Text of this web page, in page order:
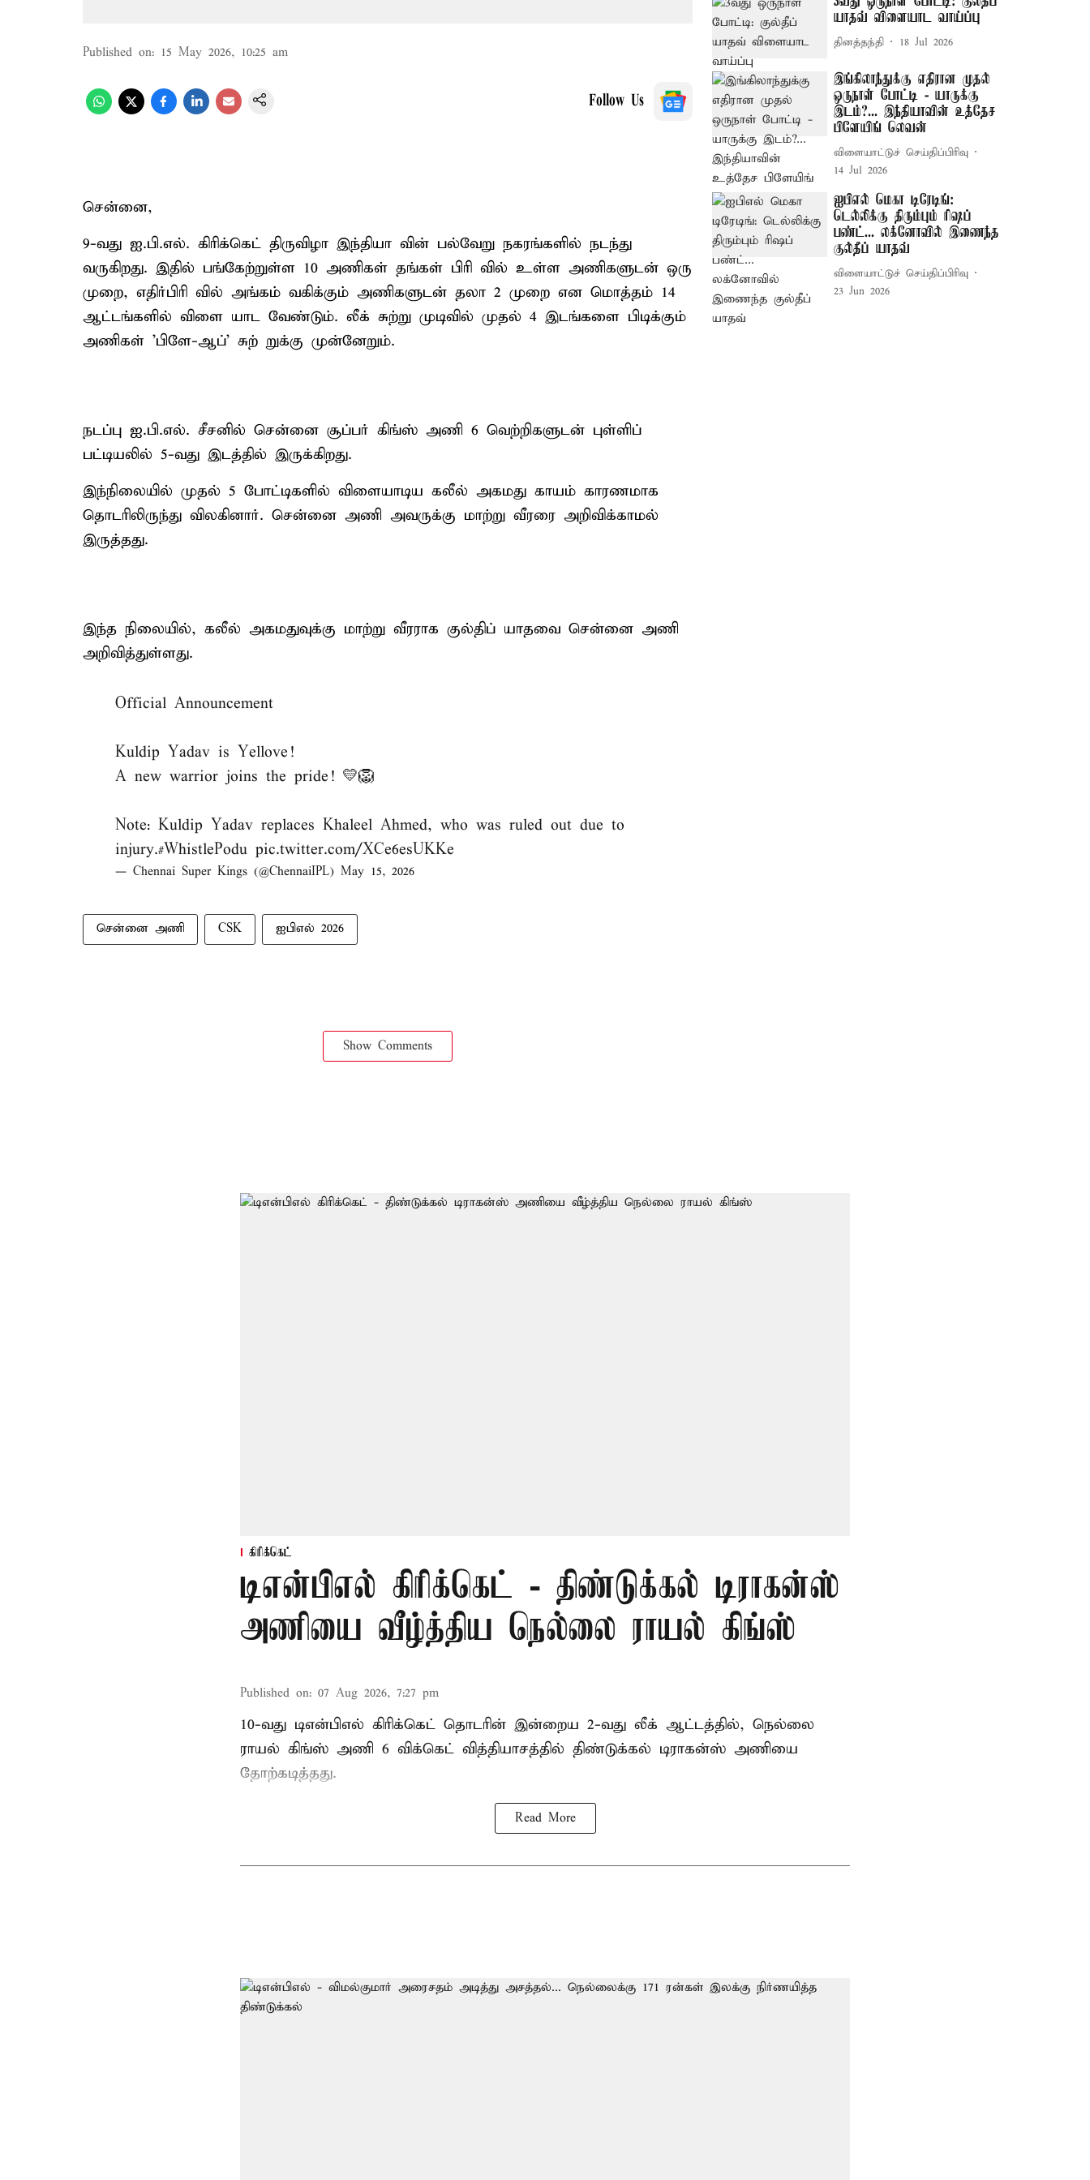
Published on: 15 May 2026, 10:25 am
Follow Us
சென்னை,
9-வது ஐ.பி.எல். கிரிக்கெட் திருவிழா இந்தியா வின் பல்வேறு நகரங்களில் நடந்து
வருகிறது. இதில் பங்கேற்றுள்ள 10 அணிகள் தங்கள் பிரி வில் உள்ள அணிகளுடன் ஒரு
முறை, எதிர்பிரி வில் அங்கம் வகிக்கும் அணிகளுடன் தலா 2 முறை என மொத்தம் 14
ஆட்டங்களில் விளை யாட வேண்டும். லீக் சுற்று முடிவில் முதல் 4 இடங்களை பிடிக்கும்
அணிகள் 'பிளே-ஆப்' சுற் றுக்கு முன்னேறும்.
நடப்பு ஐ.பி.எல். சீசனில் சென்னை சூப்பர் கிங்ஸ் அணி 6 வெற்றிகளுடன் புள்ளிப்
பட்டியலில் 5-வது இடத்தில் இருக்கிறது.
இந்நிலையில் முதல் 5 போட்டிகளில் விளையாடிய கலீல் அகமது காயம் காரணமாக
தொடரிலிருந்து விலகினார். சென்னை அணி அவருக்கு மாற்று வீரரை அறிவிக்காமல்
இருத்தது.
இந்த நிலையில், கலீல் அகமதுவுக்கு மாற்று வீரராக குல்திப் யாதவை சென்னை அணி
அறிவித்துள்ளது.
Official Announcement
Kuldip Yadav is Yellove!
A new warrior joins the pride! 💛🦁
Note: Kuldip Yadav replaces Khaleel Ahmed, who was ruled out due to
injury.#WhistlePodu pic.twitter.com/XCe6esUKKe
— Chennai Super Kings (@ChennaiIPL) May 15, 2026
சென்னை அணி CSK ஐபிஎல் 2026
Show Comments
யாதவ் விளையாட வாய்ப்பு
தினத்தந்தி 18 Jul 2026
இங்கிலாந்துக்கு எதிரான முதல்
ஒருநாள் போட்டி - யாருக்கு
இடம்?... இந்தியாவின் உத்தேச
பிளேயிங் லெவன்
விளையாட்டுச் செய்திப்பிரிவு
14 Jul 2026
ஐபிஎல் மெகா டிரேடிங்:
டெல்லிக்கு திரும்பும் ரிஷப்
பண்ட்... லக்னோவில் இணைந்த
குல்தீப் யாதவ்
விளையாட்டுச் செய்திப்பிரிவு
23 Jun 2026
கிரிக்கெட்
டிஎன்பிஎல் கிரிக்கெட் - திண்டுக்கல் டிராகன்ஸ்
அணியை வீழ்த்திய நெல்லை ராயல் கிங்ஸ்
Published on: 07 Aug 2026, 7:27 pm
10-வது டிஎன்பிஎல் கிரிக்கெட் தொடரின் இன்றைய 2-வது லீக் ஆட்டத்தில், நெல்லை
ராயல் கிங்ஸ் அணி 6 விக்கெட் வித்தியாசத்தில் திண்டுக்கல் டிராகன்ஸ் அணியை
தோற்கடித்தது.
Read More